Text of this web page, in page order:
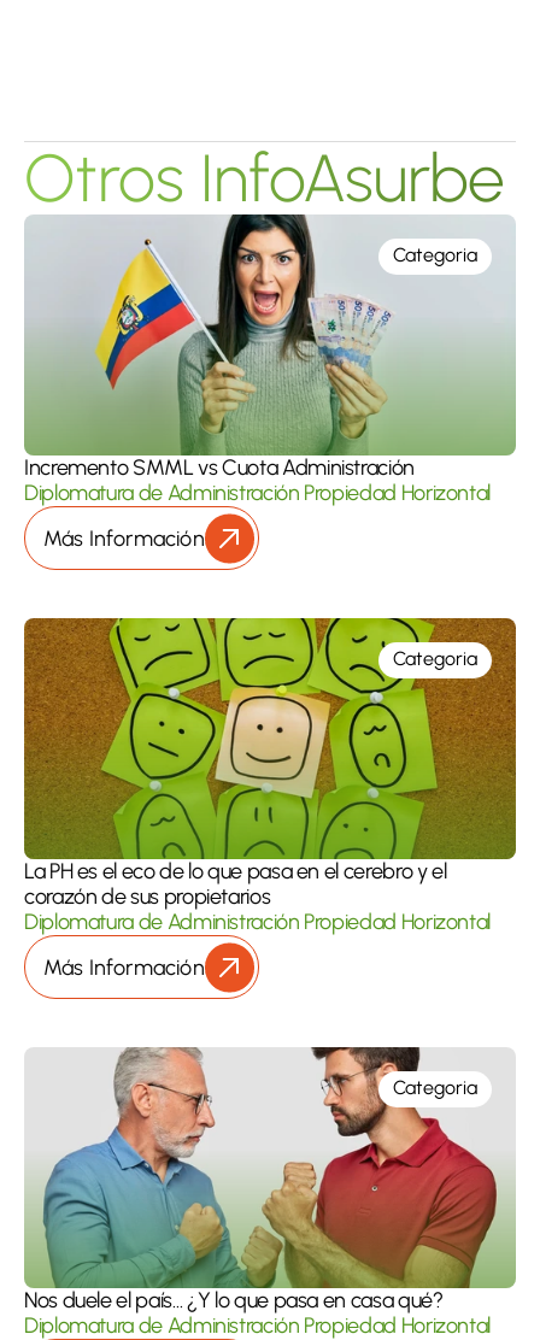
Otros InfoAsurbe
Categoria
Incremento SMML vs Cuota Administración
Diplomatura de Administración Propiedad Horizontal
Más Información
Categoria
La PH es el eco de lo que pasa en el cerebro y el
corazón de sus propietarios
Diplomatura de Administración Propiedad Horizontal
Más Información
Categoria
Nos duele el país… ¿Y lo que pasa en casa qué?
Diplomatura de Administración Propiedad Horizontal